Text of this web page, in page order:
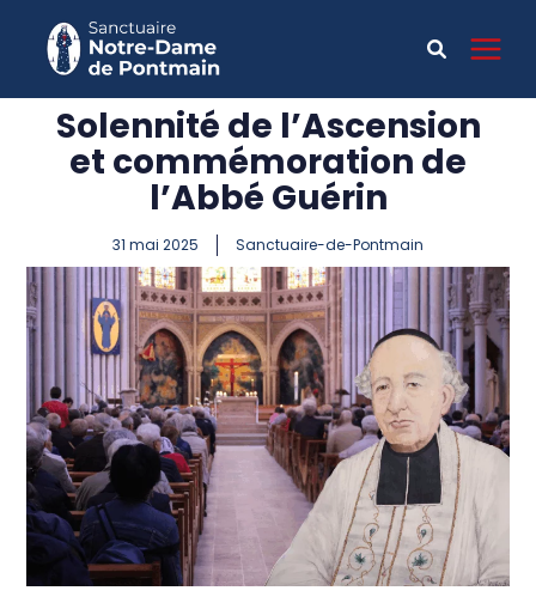
Solennité de l’Ascension
et commémoration de
l’Abbé Guérin
31 mai 2025 Sanctuaire-de-Pontmain